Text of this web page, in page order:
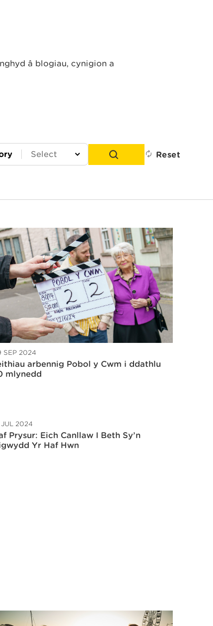
â blogiau, cynigion a
Reset
SEP 2024
arbennig Pobol y Cwm i ddathlu
mlynedd
JUL 2024
Prysur: Eich Canllaw I Beth Sy’n
Yr Haf Hwn